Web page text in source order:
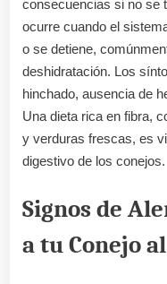
consecuencias si no se
ocurre cuando el
o se detiene,
deshidratación. Los
hinchado, ausencia de
Una dieta rica en fibra,
y verduras frescas, es
digestivo de los conejos.
Signos de
a tu Conejo